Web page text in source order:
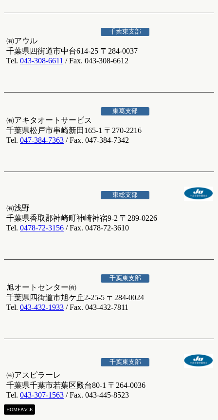
千葉東支部
㈲アウル
千葉県四街道市中台614-25 〒284-0037
Tel. 043-308-6611 / Fax. 043-308-6612
東葛支部
㈲アキタオートサービス
千葉県松戸市串崎新田165-1 〒270-2216
Tel. 047-384-7363 / Fax. 047-384-7342
東総支部
㈲浅野
千葉県香取郡神崎町神崎神宿9-2 〒289-0226
Tel. 0478-72-3156 / Fax. 0478-72-3610
千葉東支部
旭オートセンター㈲
千葉県四街道市旭ケ丘2-25-5 〒284-0024
Tel. 043-432-1933 / Fax. 043-432-7811
千葉東支部
㈱アスピラーレ
千葉県千葉市若葉区殿台80-1 〒264-0036
Tel. 043-307-1563 / Fax. 043-445-8523
HOMEPAGE